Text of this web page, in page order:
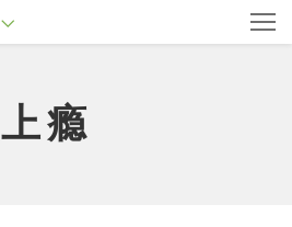
上瘾